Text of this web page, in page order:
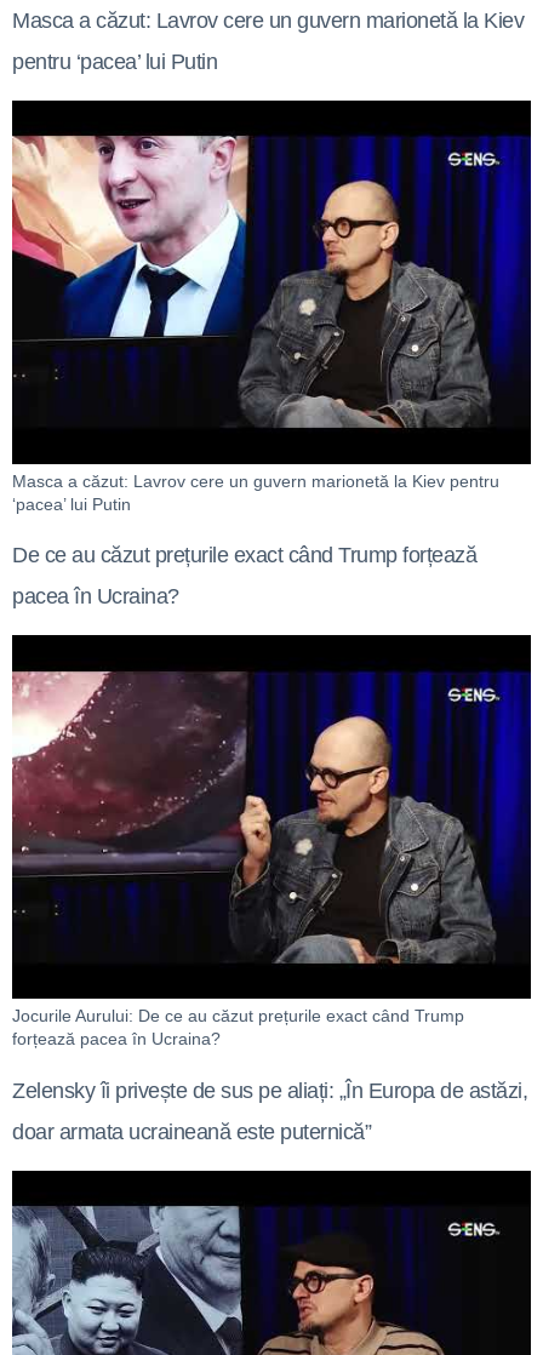
Masca a căzut: Lavrov cere un guvern marionetă la Kiev
pentru ‘pacea’ lui Putin
Masca a căzut: Lavrov cere un guvern marionetă la Kiev pentru
‘pacea’ lui Putin
De ce au căzut prețurile exact când Trump forțează
pacea în Ucraina?
Jocurile Aurului: De ce au căzut prețurile exact când Trump
forțează pacea în Ucraina?
Zelensky îi privește de sus pe aliați: „În Europa de astăzi,
doar armata ucraineană este puternică”